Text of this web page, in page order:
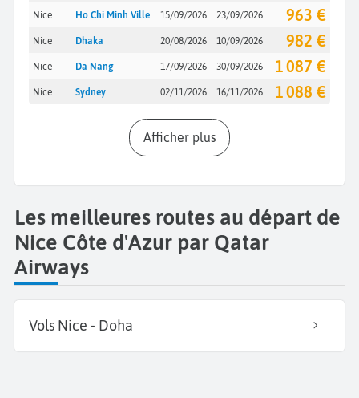
Nice Ho Chi Minh Ville 15/09/2026 23/09/2026 963 €
Nice Dhaka 20/08/2026 10/09/2026 982 €
Nice Da Nang 17/09/2026 30/09/2026 1 087 €
Nice Sydney 02/11/2026 16/11/2026 1 088 €
Afficher plus
Les meilleures routes au départ de
Nice Côte d'Azur par Qatar
Airways
Vols Nice - Doha